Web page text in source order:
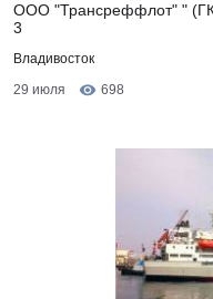
ООО "Трансреффлот" "
3
Владивосток
29 июля
698